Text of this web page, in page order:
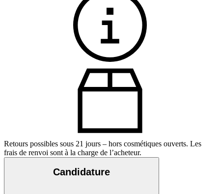
Retours possibles sous 21 jours – hors cosmétiques ouverts. Les
frais de renvoi sont à la charge de l’acheteur.
Candidature